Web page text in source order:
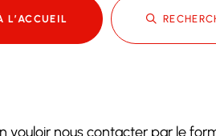
L’ACCUEIL
vouloir nous contacter par le